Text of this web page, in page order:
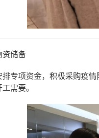
资储备
排专项资金，积极采购疫
需要。